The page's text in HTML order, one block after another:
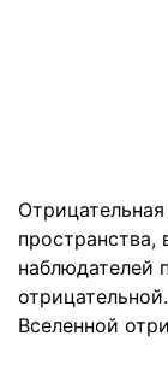
пространства,
наблюдателей
Вселенной